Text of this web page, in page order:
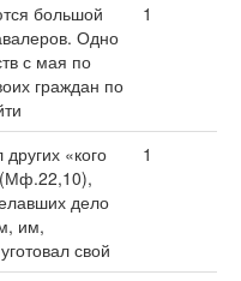
большой
Одно
с мая по
граждан по
1
«кого
(Мф.22,10),
дело
им,
свой
1